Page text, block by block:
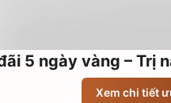
5 ngày vàng – Trị
Xem chi tiết